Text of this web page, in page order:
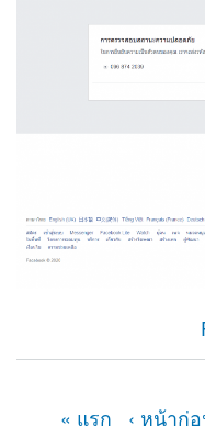
about ผมไม่สามารถรั
ได้ เนื่องจากเลขหม
« แรก ‹ หน้าก่